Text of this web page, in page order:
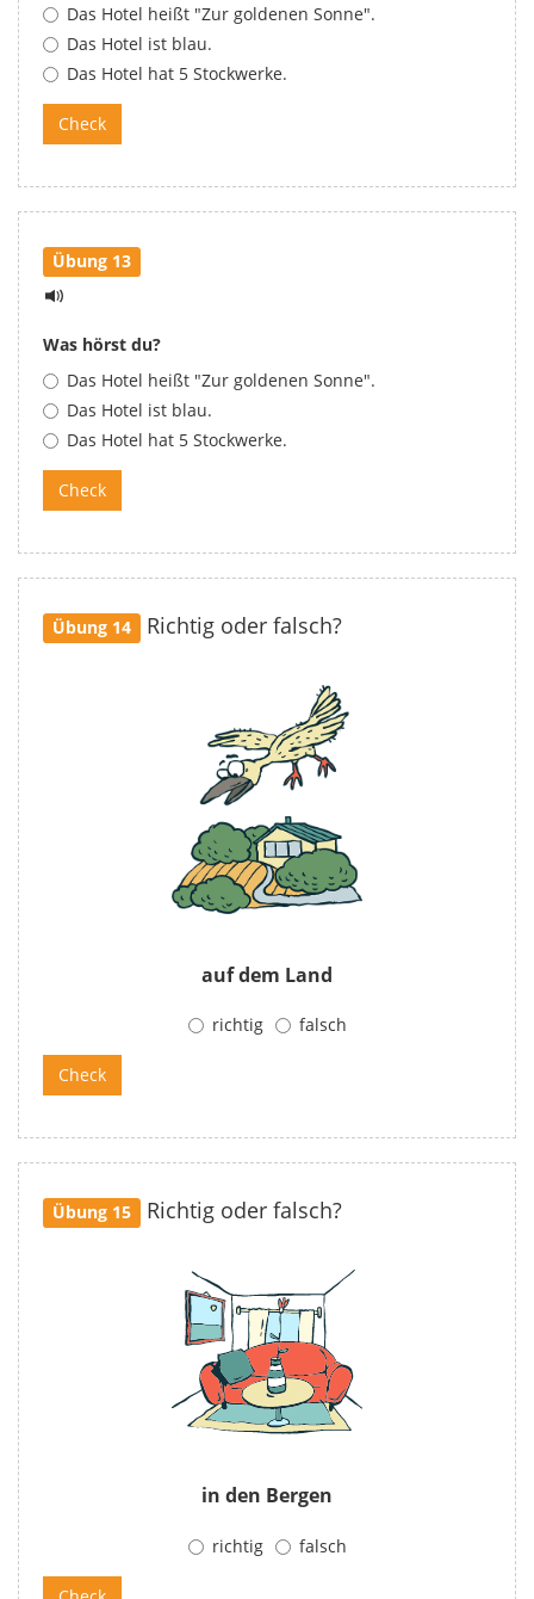
Das Hotel heißt "Zur goldenen Sonne".
Das Hotel ist blau.
Das Hotel hat 5 Stockwerke.
Übung 13
Was hörst du?
Das Hotel heißt "Zur goldenen Sonne".
Das Hotel ist blau.
Das Hotel hat 5 Stockwerke.
Übung 14 Richtig oder falsch?
auf dem Land
richtig falsch
Übung 15 Richtig oder falsch?
in den Bergen
richtig falsch